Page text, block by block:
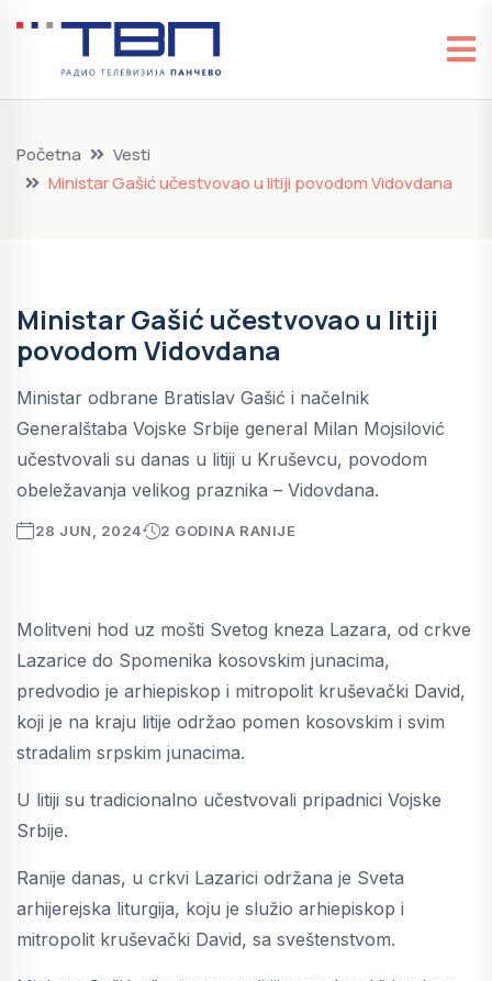
Početna
Vesti
Ministar Gašić učestvovao u litiji povodom Vidovdana
Ministar Gašić učestvovao u litiji
povodom Vidovdana
Ministar odbrane Bratislav Gašić i načelnik
Generalštaba Vojske Srbije general Milan Mojsilović
učestvovali su danas u litiji u Kruševcu, povodom
obeležavanja velikog praznika – Vidovdana.
28 JUN, 2024 2 GODINA RANIJE
Molitveni hod uz mošti Svetog kneza Lazara, od crkve
Lazarice do Spomenika kosovskim junacima,
predvodio je arhiepiskop i mitropolit kruševački David,
koji je na kraju litije održao pomen kosovskim i svim
stradalim srpskim junacima.
U litiji su tradicionalno učestvovali pripadnici Vojske
Srbije.
Ranije danas, u crkvi Lazarici održana je Sveta
arhijerejska liturgija, koju je služio arhiepiskop i
mitropolit kruševački David, sa sveštenstvom.